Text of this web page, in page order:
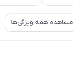
مشاهده همه ویژگی‌ها